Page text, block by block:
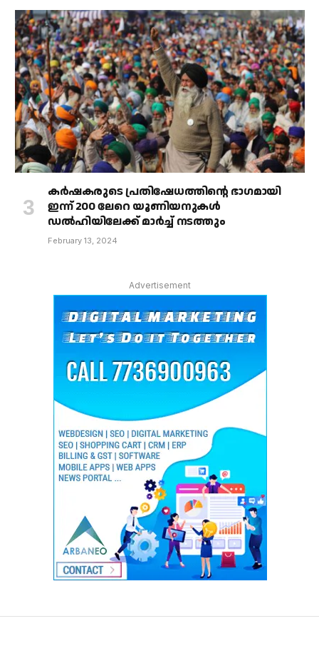
കർഷകരുടെ പ്രതിഷേധത്തിൻ്റെ ഭാഗമായി
ഇന്ന് 200 ലേറെ യൂണിയനുകൾ
ഡൽഹിയിലേക്ക് മാർച്ച് നടത്തും
February 13, 2024
Advertisement